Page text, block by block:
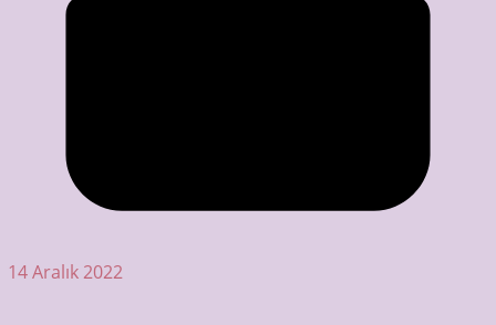
14 Aralık 2022